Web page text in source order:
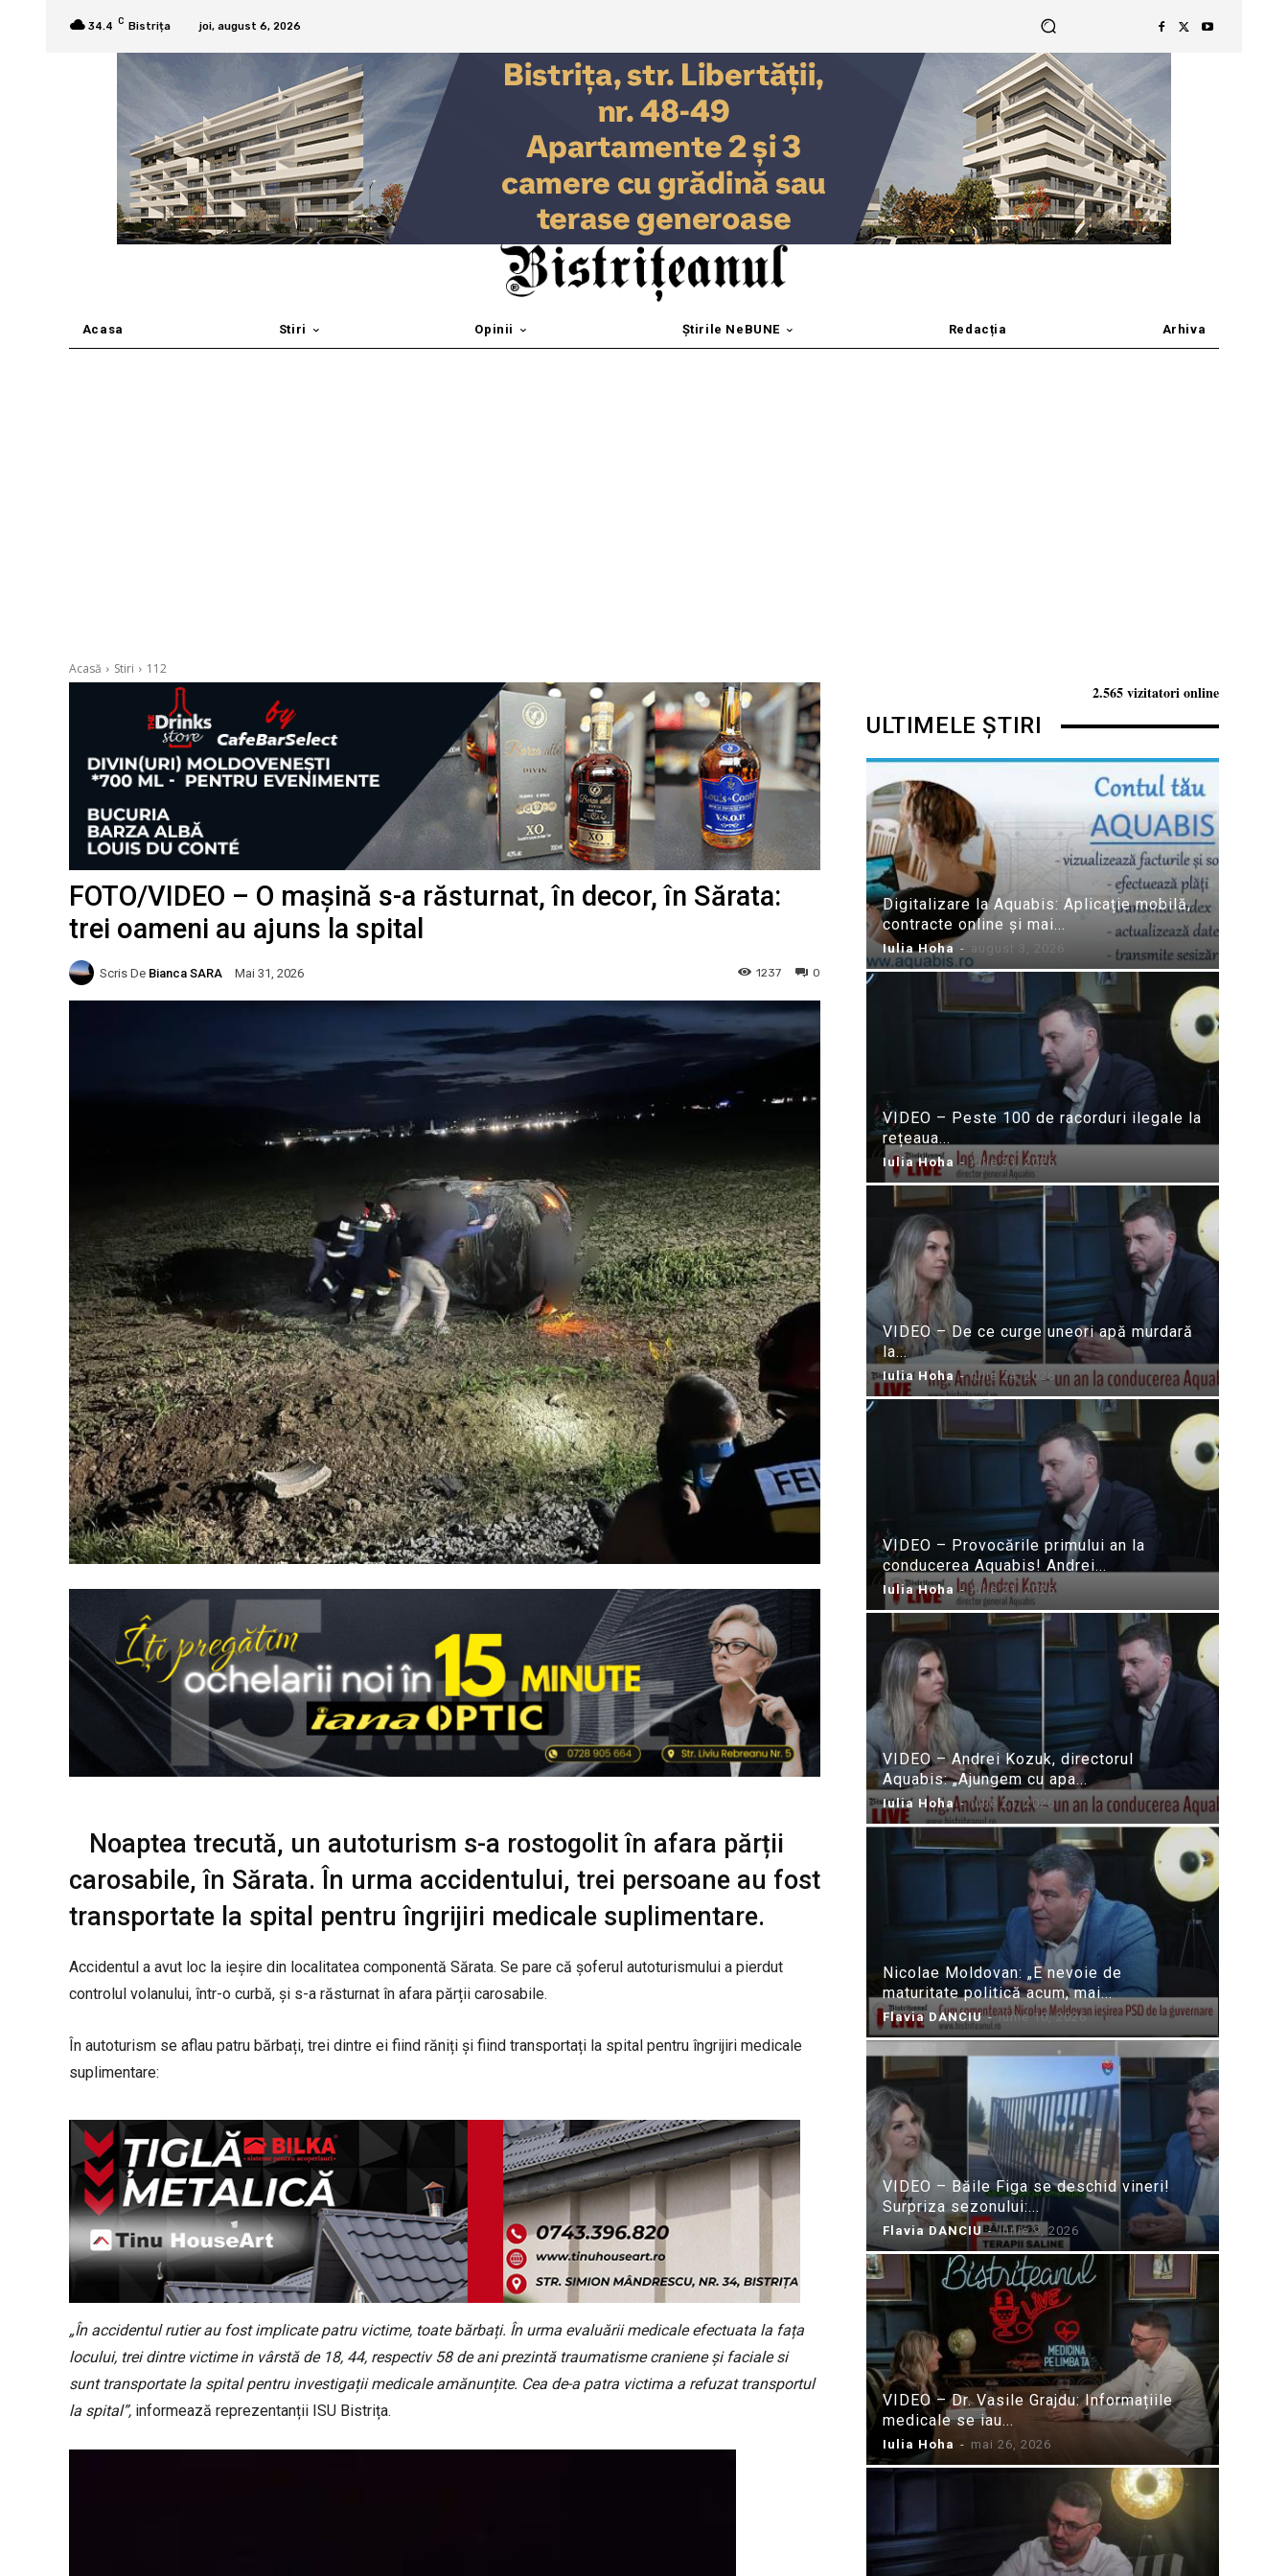
34.4 C Bistrița joi, august 6, 2026
Acasa Stiri Opinii Știrile NeBUNE Redacția Arhiva
Acasă Stiri 112
FOTO/VIDEO – O mașină s-a răsturnat, în decor, în Sărata:
trei oameni au ajuns la spital
Scris De Bianca SARA Mai 31, 2026 0
1237
Noaptea trecută, un autoturism s-a rostogolit în afara părții
carosabile, în Sărata. În urma accidentului, trei persoane au fost
transportate la spital pentru îngrijiri medicale suplimentare.
Accidentul a avut loc la ieșire din localitatea componentă Sărata. Se pare că șoferul autoturismului a pierdut
controlul volanului, într-o curbă, și s-a răsturnat în afara părții carosabile.
În autoturism se aflau patru bărbați, trei dintre ei fiind răniți și fiind transportați la spital pentru îngrijiri medicale
suplimentare:
„În accidentul rutier au fost implicate patru victime, toate bărbați. În urma evaluării medicale efectuata la fața
locului, trei dintre victime in vârstă de 18, 44, respectiv 58 de ani prezintă traumatisme craniene și faciale si
sunt transportate la spital pentru investigații medicale amănunțite. Cea de-a patra victima a refuzat transportul
la spital”, informează reprezentanții ISU Bistrița.
2.565 vizitatori online
ULTIMELE ȘTIRI
Digitalizare la Aquabis: Aplicație mobilă,
contracte online și mai...
Iulia Hoha - august 3, 2026
VIDEO – Peste 100 de racorduri ilegale la
rețeaua...
Iulia Hoha - iulie 31, 2026
VIDEO – De ce curge uneori apă murdară
la...
Iulia Hoha - iulie 24, 2026
VIDEO – Provocările primului an la
conducerea Aquabis! Andrei...
Iulia Hoha - iulie 21, 2026
VIDEO – Andrei Kozuk, directorul
Aquabis: „Ajungem cu apa...
Iulia Hoha - iulie 21, 2026
Nicolae Moldovan: „E nevoie de
maturitate politică acum, mai...
Flavia DANCIU - iunie 10, 2026
VIDEO – Băile Figa se deschid vineri!
Surpriza sezonului:...
Flavia DANCIU - iunie 9, 2026
VIDEO – Dr. Vasile Grajdu: Informațiile
medicale se iau...
Iulia Hoha - mai 26, 2026